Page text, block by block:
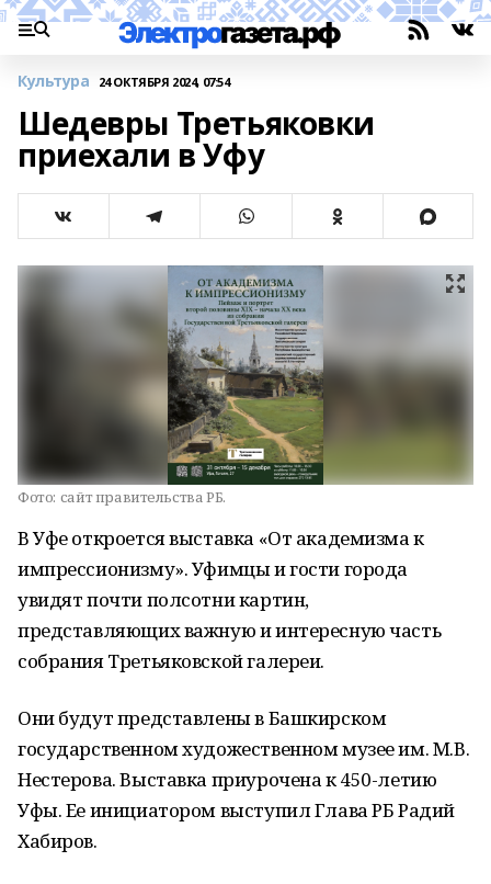
Культура 24 ОКТЯБРЯ 2024, 07:54
Шедевры Третьяковки
приехали в Уфу
Фото: сайт правительства РБ.
В Уфе откроется выставка «От академизма к
импрессионизму». Уфимцы и гости города
увидят почти полсотни картин,
представляющих важную и интересную часть
собрания Третьяковской галереи.
Они будут представлены в Башкирском
государственном художественном музее им. М.В.
Нестерова. Выставка приурочена к 450-летию
Уфы. Ее инициатором выступил Глава РБ Радий
Хабиров.